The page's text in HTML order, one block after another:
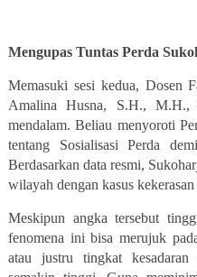
Mengupas Tuntas Perda
Memasuki sesi kedua, Dosen
Amalina Husna, S.H., M.H.,
mendalam. Beliau menyoroti
tentang Sosialisasi Perda
Berdasarkan data resmi,
wilayah dengan kasus kekerasan
Meskipun angka tersebut
fenomena ini bisa merujuk
atau justru tingkat